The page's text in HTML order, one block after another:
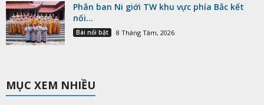
Phân ban Ni giới TW khu vực phía Bắc kết
nối...
Bài nổi bật 8 Tháng Tám, 2026
MỤC XEM NHIỀU